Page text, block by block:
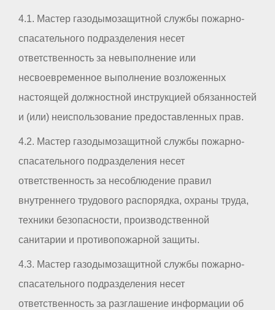
4.1. Мастер газодымозащитной службы пожарно-
спасательного подразделения несет
ответственность за невыполнение или
несвоевременное выполнение возложенных
настоящей должностной инструкцией обязанностей
и (или) неиспользование предоставленных прав.
4.2. Мастер газодымозащитной службы пожарно-
спасательного подразделения несет
ответственность за несоблюдение правил
внутреннего трудового распорядка, охраны труда,
техники безопасности, производственной
санитарии и противопожарной защиты.
4.3. Мастер газодымозащитной службы пожарно-
спасательного подразделения несет
ответственность за разглашение информации об